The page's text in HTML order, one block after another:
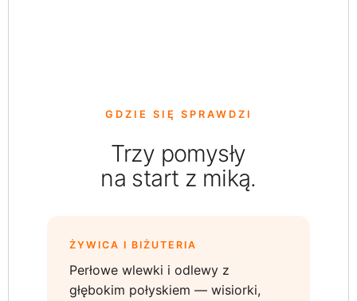
GDZIE SIĘ SPRAWDZI
Trzy pomysły
na start z miką.
ŻYWICA I BIŻUTERIA
Perłowe wlewki i odlewy z
głębokim połyskiem — wisiorki,